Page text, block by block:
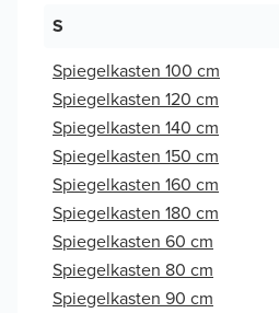
S
Spiegelkasten 100 cm
Spiegelkasten 120 cm
Spiegelkasten 140 cm
Spiegelkasten 150 cm
Spiegelkasten 160 cm
Spiegelkasten 180 cm
Spiegelkasten 60 cm
Spiegelkasten 80 cm
Spiegelkasten 90 cm